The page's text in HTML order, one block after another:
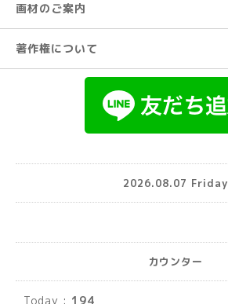
画材のご案内
著作権について
2026.08.07 Friday
カウンター
Today : 194